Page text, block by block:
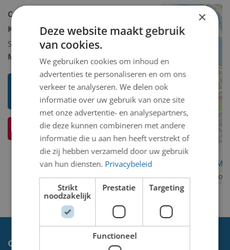
Collectie:
Kunstcollectie omschrijving:
Schilderij/tekening/grafiek/foto/streetart
Model 2D/3D:
2D binnen
Toon mij meer werken van Gerrit
van Dijk
Ik weet meer over dit kunstwerk
−
Contact
×
Deze website maakt gebruik
van cookies.
We gebruiken cookies om inhoud en
advertenties te personaliseren en om ons
verkeer te analyseren. We delen ook
informatie over uw gebruik van onze site
met onze advertentie- en analysepartners,
die deze kunnen combineren met andere
informatie die u aan hen heeft verstrekt of
die zij hebben verzameld door uw gebruik
van hun diensten. Privacybeleid
Strikt
noodzakelijk
Prestatie Targeting
Functioneel